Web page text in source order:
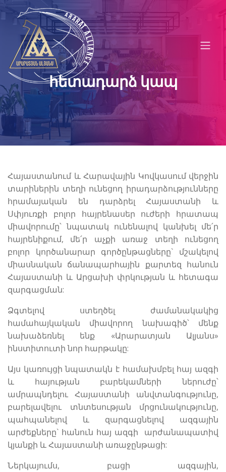
հետադարձ կապ
Հայաստանում և Հարավային Կովկասում վերջին
տարիներին տեղի ունեցող իրադարձությունները
հրամայական են դարձրել Հայաստանի և
Սփյուռքի բոլոր հայրենասեր ուժերի հրատապ
միավորումը՝ նպատակ ունենալով կանխել մե՛ր
հայրենիքում, մե՛ր աչքի առաջ տեղի ունեցող
բոլոր կործանարար գործընթացները` մշակելով
միասնական ճանապարհային քարտեզ հանուն
Հայաստանի և Արցախի փրկության և հետագա
զարգացման:
Ձգտելով ստեղծել ժամանակակից
համահայկական միավորող նախագիծ՝ մենք
նախաձեռնել ենք «Արարատյան Ալյանս»
ինստիտուտի նոր հարթակը:
Այս կառույցի նպատակն է համախմբել հայ ազգի
և հայության բարեկամների ներուժը՝
ամրապնդելու Հայաստանի անվտանգությունը,
բարելավելու տնտեսության մրցունակությունը,
պահպանելով և զարգացնելով ազգային
արժեքները` հանուն հայ ազգի արժանապատիվ
կյանքի և Հայաստանի առաջընթացի:
Ներկայումս, բացի ազգային,